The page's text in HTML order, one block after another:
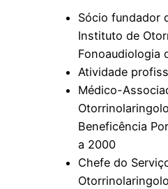
Sócio fundador
Instituto de
Fonoaudiologia
Atividade
Médico-
Beneficência
a 2000
Chefe do